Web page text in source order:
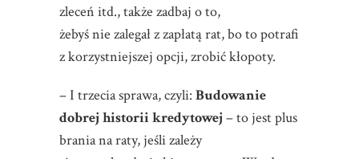
zleceń itd., także zadbaj o to,
żebyś nie zalegał z zapłatą rat, bo to potrafi
z korzystniejszej opcji, zrobić kłopoty.
– I trzecia sprawa, czyli: Budowanie
dobrej historii kredytowej – to jest plus
brania na raty, jeśli zależy